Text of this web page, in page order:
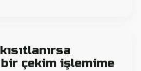
çekim işlemime